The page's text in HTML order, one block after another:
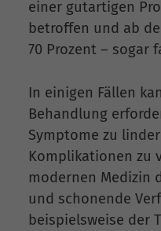
einer gutartigen
betroffen und ab
70 Prozent – sogar
In einigen Fällen
Behandlung
Symptome zu
Komplikationen zu
modernen Medizin
und schonende
beispielsweise der